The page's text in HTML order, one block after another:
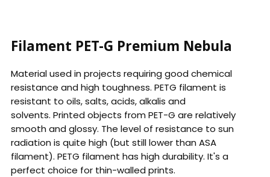
Filament PET-G Premium Nebula
Material used in projects requiring good chemical
resistance and high toughness. PETG filament is
resistant to oils, salts, acids, alkalis and
solvents. Printed objects from PET-G are relatively
smooth and glossy. The level of resistance to sun
radiation is quite high (but still lower than ASA
filament). PETG filament has high durability. It's a
perfect choice for thin-walled prints.